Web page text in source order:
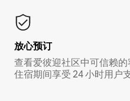
放心预订
查看爱彼迎社区中可信赖
住宿期间享受 24 小时用户支